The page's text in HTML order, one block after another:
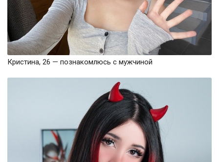
Кристина, 26 — познакомлюсь с мужчиной